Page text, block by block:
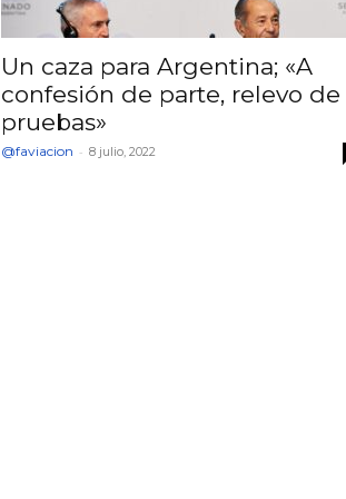
Un caza para Argentina; «A
confesión de parte, relevo de
pruebas»
@faviacion - 8 julio, 2022